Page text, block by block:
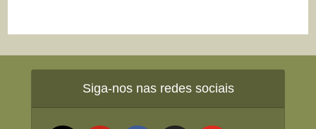
Siga-nos nas redes sociais